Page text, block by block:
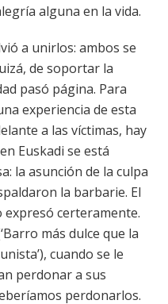
alguna en la vida.
a unirlos: ambos se
de soportar la
pasó página. Para
experiencia de esta
a las víctimas, hay
Euskadi se está
la asunción de la culpa
la barbarie. El
certeramente.
más dulce que la
cuando se le
perdonar a sus
perdonarlos.